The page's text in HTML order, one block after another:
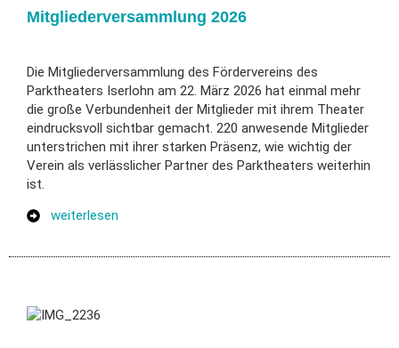
Mitgliederversammlung 2026
Die Mitgliederversammlung des Fördervereins des
Parktheaters Iserlohn am 22. März 2026 hat einmal mehr
die große Verbundenheit der Mitglieder mit ihrem Theater
eindrucksvoll sichtbar gemacht. 220 anwesende Mitglieder
unterstrichen mit ihrer starken Präsenz, wie wichtig der
Verein als verlässlicher Partner des Parktheaters weiterhin
ist.
weiterlesen